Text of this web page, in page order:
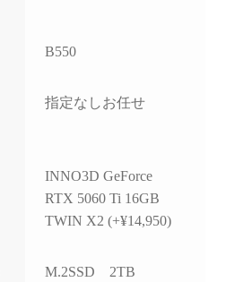
B550
指定なしお任せ
INNO3D GeForce
RTX 5060 Ti 16GB
TWIN X2 (+¥14,950)
M.2SSD 2TB